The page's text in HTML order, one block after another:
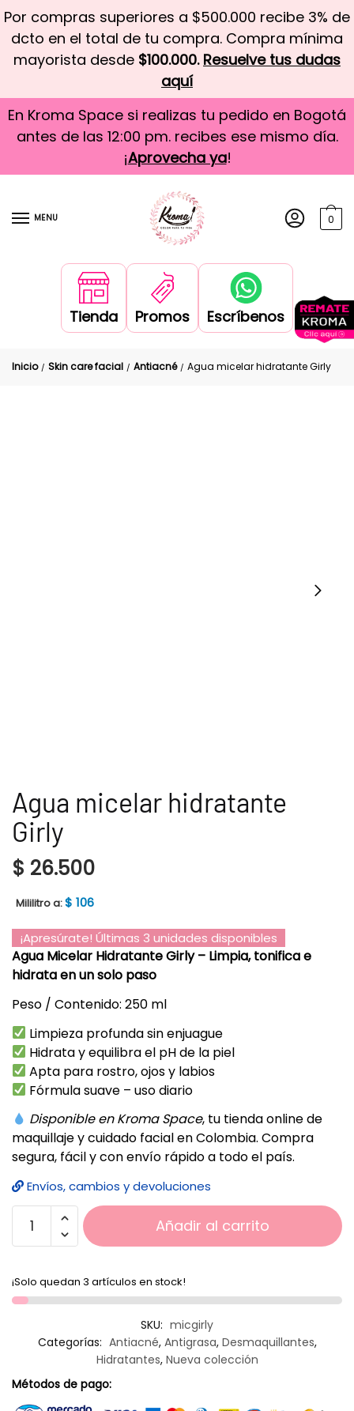
Por compras superiores a $500.000 recibe 3% de
dcto en el total de tu compra. Compra mínima
mayorista desde $100.000. Resuelve tus dudas
aquí
En Kroma Space si realizas tu pedido en Bogotá
antes de las 12:00 pm. recibes ese mismo día.
¡Aprovecha ya!
MENU 0
Tienda Promos Escríbenos
Inicio / Skin care facial / Antiacné / Agua micelar hidratante Girly
Agua micelar hidratante
Girly
$ 26.500
Mililitro a:$ 106
¡Apresúrate! Últimas 3 unidades disponibles
Agua Micelar Hidratante Girly – Limpia, tonifica e
hidrata en un solo paso
Peso / Contenido: 250 ml
Limpieza profunda sin enjuague
Hidrata y equilibra el pH de la piel
Apta para rostro, ojos y labios
Fórmula suave – uso diario
Disponible en Kroma Space, tu tienda online de
maquillaje y cuidado facial en Colombia. Compra
segura, fácil y con envío rápido a todo el país.
Envíos, cambios y devoluciones
Añadir al carrito
¡Solo quedan 3 artículos en stock!
SKU: micgirly
Categorías: Antiacné, Antigrasa, Desmaquillantes,
Hidratantes, Nueva colección
Métodos de pago: